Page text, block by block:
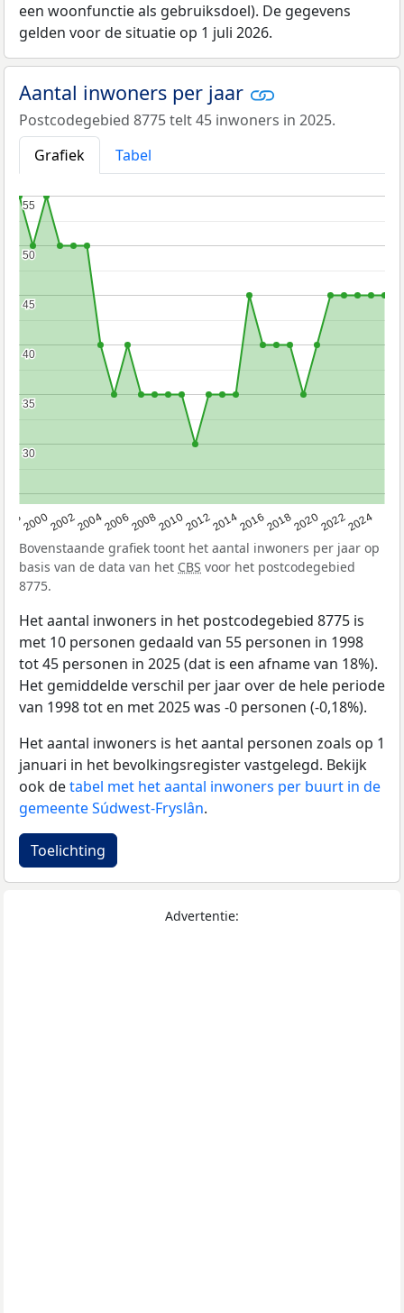
een woonfunctie als gebruiksdoel). De gegevens
gelden voor de situatie op 1 juli 2026.
Aantal inwoners per jaar
Postcodegebied 8775 telt 45 inwoners in 2025.
Grafiek
Tabel
2000200220042006200820102012201420162018202020222024
30
30
35
35
40
40
45
45
50
50
55
55
Bovenstaande grafiek toont het aantal inwoners per jaar op
basis van de data van het CBS voor het postcodegebied
8775.
Het aantal inwoners in het postcodegebied 8775 is
met 10 personen gedaald van 55 personen in 1998
tot 45 personen in 2025 (dat is een afname van 18%).
Het gemiddelde verschil per jaar over de hele periode
van 1998 tot en met 2025 was -0 personen (-0,18%).
Het aantal inwoners is het aantal personen zoals op 1
januari in het bevolkingsregister vastgelegd. Bekijk
ook detabel met het aantal inwoners per buurt in de
gemeente Súdwest-Fryslân.
Toelichting
Advertentie: